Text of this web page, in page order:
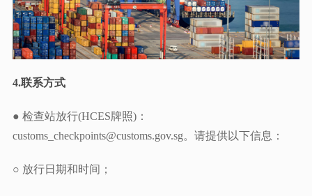
4.联系方式
● 检查站放行(HCES牌照)：
customs_checkpoints@customs.gov.sg。请提供以下信息：
○ 放行日期和时间；